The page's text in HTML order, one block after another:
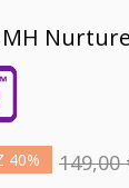
MH
40% 149,00